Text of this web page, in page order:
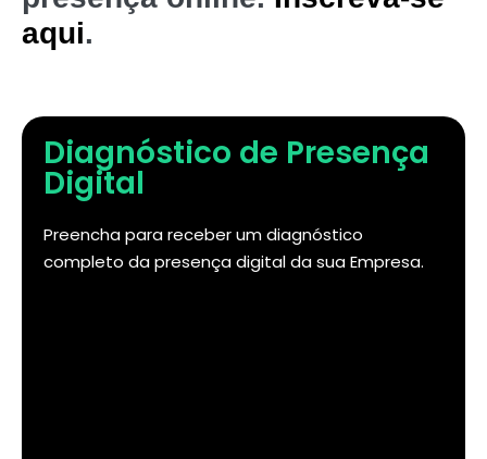
aqui.
Diagnóstico de Presença
Digital
Preencha para receber um diagnóstico
completo da presença digital da sua Empresa.